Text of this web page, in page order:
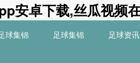
安卓下载,丝瓜视频
球集锦 足球集锦 足球资讯